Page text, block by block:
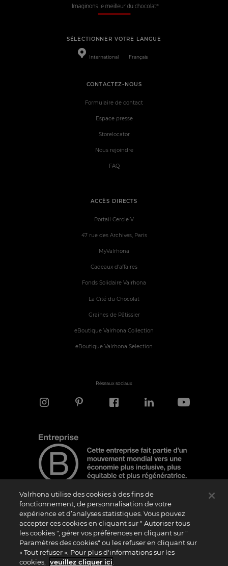
SÉLECTIONNER VOTRE LANGUE
International Français
ACCÈS DIRECTS
Portail Cercle V
47 rue des Archives, Paris
MyValrhona
Cadeaux d'affaires
Fonds Solidaire Valrhona
La Cité du Chocolat
Graines de Pâtissier
eBoutique Valrhona Collection
eBoutique Valrhona Selection
CONTACTEZ-NOUS
Formulaire de contact
Espace presse
Storelocator
Nous rejoindre
FAQ
Réseaux sociaux
Note d'information
Le logo “Certified B Corporation” est attribué par B Lab, une organisation privée à
but non lucratif, aux entreprises qui, comme la nôtre, ont réalisé avec succès le B
Impact Assessment (“BIA”) et répondent aux exigences de B Lab en matière de
performance sociale et environnementale, de responsabilité et de transparence. Il
est précisé que B Lab n’est pas un organisme d’évaluation de la conformité au sens
du règlement (UE) n° 765/2008, ni un organisme de normalisation national,
Valrhona utilise des cookies à des fins de
fonctionnement, de personnalisation de votre
expérience et d’analyses statistiques. Vous pouvez
accepter ces cookies en cliquant sur " Autoriser tous
les cookies ", gérer vos préférences en cliquant sur "
Paramètres des cookies" ou les refuser en cliquant sur
« Tout refuser ». Pour plus d'informations sur les
cookies,
veuillez cliquer ici